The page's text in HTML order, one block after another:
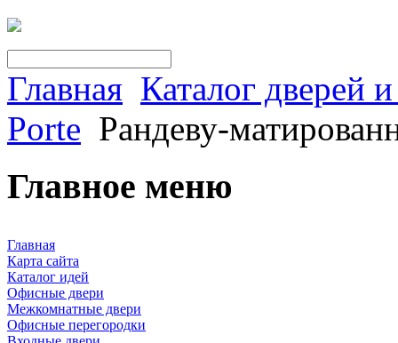
Главная Каталог дверей
Porte Рандеву-
Главное меню
Главная
Карта сайта
Каталог идей
Офисные двери
Межкомнатные двери
Офисные перегородки